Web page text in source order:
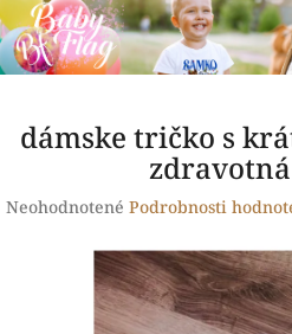
Prejsť
na
obsah
dámske tričko s
Priemerné
Neohodnotené Podrobnosti